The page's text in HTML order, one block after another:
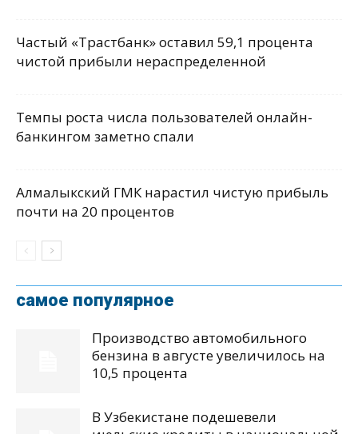
Частый «Трастбанк» оставил 59,1 процента
чистой прибыли нераспределенной
Темпы роста числа пользователей онлайн-
банкингом заметно спали
Алмалыкский ГМК нарастил чистую прибыль
почти на 20 процентов
самое популярное
Производство автомобильного
бензина в августе увеличилось на
10,5 процента
В Узбекистане подешевели